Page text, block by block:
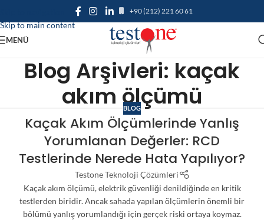
Skip to main content
+90 (212) 221 60 61
MENÜ
Blog Arşivleri: kaçak
akım ölçümü
BLOG
Kaçak Akım Ölçümlerinde Yanlış
Yorumlanan Değerler: RCD
Testlerinde Nerede Hata Yapılıyor?
Testone Teknoloji Çözümleri
Kaçak akım ölçümü, elektrik güvenliği denildiğinde en kritik
testlerden biridir. Ancak sahada yapılan ölçümlerin önemli bir
bölümü yanlış yorumlandığı için gerçek riski ortaya koymaz.